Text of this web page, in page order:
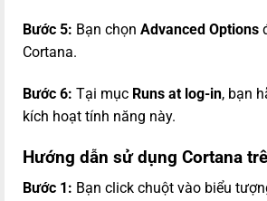
Bước 5: Bạn chọn Advanced Options
Cortana.
Bước 6: Tại mục Runs at log-in, bạn
kích hoạt tính năng này.
Hướng dẫn sử dụng Cortana
Bước 1: Bạn click chuột vào biểu